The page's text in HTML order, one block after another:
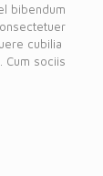
bibendum
cubilia
Cum sociis